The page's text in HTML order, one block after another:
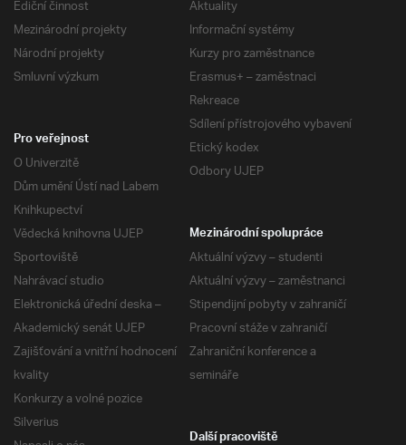
Ediční činnost
Mezinárodní projekty
Národní projekty
Smluvní výzkum
Aktuality
Informační systémy
Kurzy pro zaměstnance
Erasmus+ – zaměstnaci
Rekreace
Sdílení přístrojového vybavení
Etický kodex
Odbory UJEP
Pro veřejnost
O Univerzitě
Dům umění Ústí nad Labem
Knihkupectví
Vědecká knihovna UJEP
Sportoviště
Nahrávací studio
Elektronická úřední deska –
Akademický senát UJEP
Zajišťování a vnitřní hodnocení
kvality
Konkurzy a volné pozice
Silverius
Mezinárodní spolupráce
Aktuální výzvy – studenti
Aktuální výzvy – zaměstnanci
Stipendijní pobyty v zahraničí
Pracovní stáže v zahraničí
Zahraniční konference a
semináře
Další pracoviště